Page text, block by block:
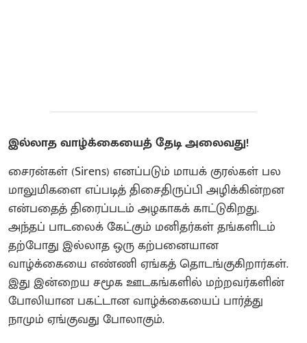
இல்லாத வாழ்க்கையைத் தேடி அலைவது!
சைரன்கள் (Sirens) எனப்படும் மாயக் குரல்கள் பல
மாலுமிகளை எப்படித் திசைதிருப்பி அழிக்கின்றன
என்பதைத் திரைப்படம் அழகாகக் காட்டுகிறது.
அந்தப் பாடலைக் கேட்கும் மனிதர்கள் தங்களிடம்
தற்போது இல்லாத ஒரு கற்பனையான
வாழ்க்கையை எண்ணி ஏங்கத் தொடங்குகிறார்கள்.
இது இன்றைய சமூக ஊடகங்களில் மற்றவர்களின்
போலியான பகட்டான வாழ்க்கையைப் பார்த்து
நாமும் ஏங்குவது போலாகும்.